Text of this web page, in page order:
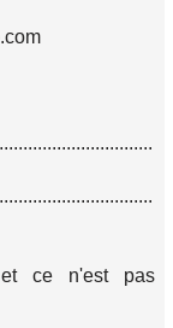
et ce n'est pas